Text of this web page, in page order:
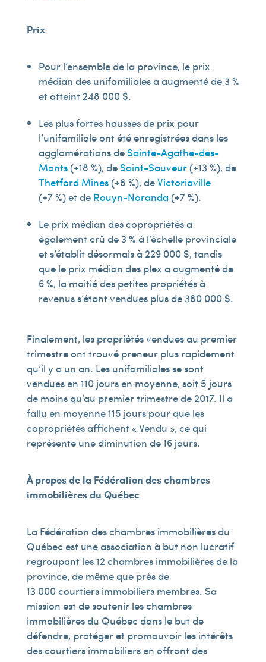
Prix
Pour l’ensemble de la province, le prix
médian des unifamiliales a augmenté de 3 %
et atteint 248 000 $.
Les plus fortes hausses de prix pour
l’unifamiliale ont été enregistrées dans les
agglomérations de Sainte-Agathe-des-
Monts(+18 %), de Saint-Sauveur(+13 %), de
Thetford Mines(+8 %), deVictoriaville
(+7 %) et de Rouyn-Noranda(+7 %).
Le prix médian des copropriétés a
également crû de 3 % à l’échelle provinciale
et s’établit désormais à 229 000 $, tandis
que le prix médian des plex a augmenté de
6 %, la moitié des petites propriétés à
revenus s’étant vendues plus de 380 000 $.
Finalement, les propriétés vendues au premier
trimestre ont trouvé preneur plus rapidement
qu’il y a un an. Les unifamiliales se sont
vendues en 110 jours en moyenne, soit 5 jours
de moins qu’au premier trimestre de 2017. Il a
fallu en moyenne 115 jours pour que les
copropriétés affichent « Vendu », ce qui
représente une diminution de 16 jours.
À propos de la Fédération des chambres
immobilières du Québec
La Fédération des chambres immobilières du
Québec est une association à but non lucratif
regroupant les 12 chambres immobilières de la
province, de même que près de
13 000 courtiers immobiliers membres. Sa
mission est de soutenir les chambres
immobilières du Québec dans le but de
défendre, protéger et promouvoir les intérêts
des courtiers immobiliers en offrant des